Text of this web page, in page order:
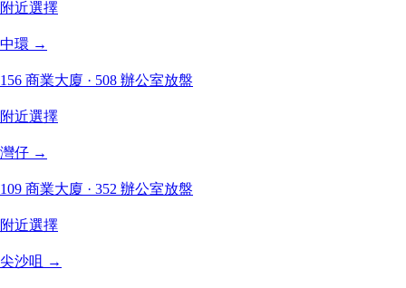
附近選擇
中環 →
156 商業大廈 · 508 辦公室放盤
附近選擇
灣仔 →
109 商業大廈 · 352 辦公室放盤
附近選擇
尖沙咀 →